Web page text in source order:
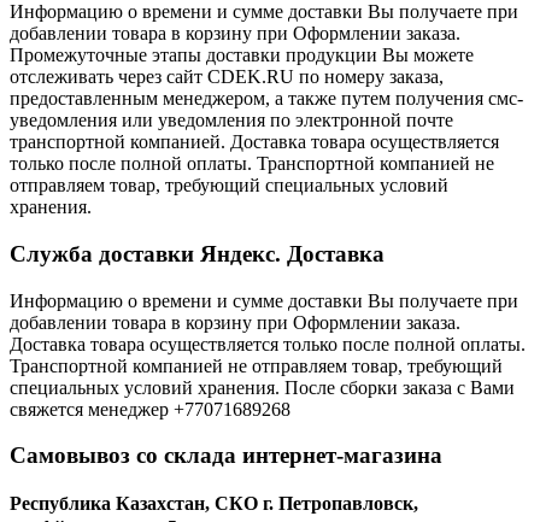
Информацию о времени и сумме доставки Вы получаете при
добавлении товара в корзину при Оформлении заказа.
Промежуточные этапы доставки продукции Вы можете
отслеживать через сайт CDEK.RU по номеру заказа,
предоставленным менеджером, а также путем получения смс-
уведомления или уведомления по электронной почте
транспортной компанией. Доставка товара осуществляется
только после полной оплаты. Транспортной компанией не
отправляем товар, требующий специальных условий
хранения.
Служба доставки Яндекс. Доставка
Информацию о времени и сумме доставки Вы получаете при
добавлении товара в корзину при Оформлении заказа.
Доставка товара осуществляется только после полной оплаты.
Транспортной компанией не отправляем товар, требующий
специальных условий хранения. После сборки заказа с Вами
свяжется менеджер +77071689268
Самовывоз со склада интернет-магазина
Республика Казахстан, СКО г. Петропавловск,